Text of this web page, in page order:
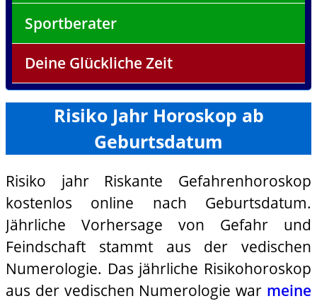
Sportberater
Deine Glückliche Zeit
Risiko Jahr Horoskop ab
Geburtsdatum
Risiko jahr Riskante Gefahrenhoroskop
kostenlos online nach Geburtsdatum.
Jährliche Vorhersage von Gefahr und
Feindschaft stammt aus der vedischen
Numerologie. Das jährliche Risikohoroskop
aus der vedischen Numerologie war meine